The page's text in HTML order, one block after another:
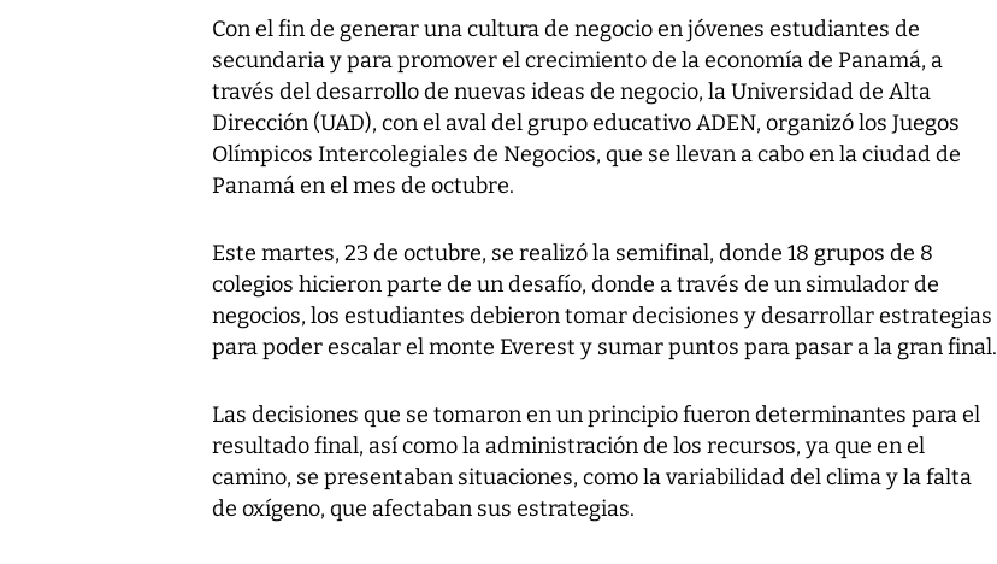
Con el fin de generar una cultura de negocio en jóvenes estudiantes de
secundaria y para promover el crecimiento de la economía de Panamá, a
través del desarrollo de nuevas ideas de negocio, la Universidad de Alta
Dirección (UAD), con el aval del grupo educativo ADEN, organizó los Juegos
Olímpicos Intercolegiales de Negocios, que se llevan a cabo en la ciudad de
Panamá en el mes de octubre.
Este martes, 23 de octubre, se realizó la semifinal, donde 18 grupos de 8
colegios hicieron parte de un desafío, donde a través de un simulador de
negocios, los estudiantes debieron tomar decisiones y desarrollar estrategias
para poder escalar el monte Everest y sumar puntos para pasar a la gran final.
Las decisiones que se tomaron en un principio fueron determinantes para el
resultado final, así como la administración de los recursos, ya que en el
camino, se presentaban situaciones, como la variabilidad del clima y la falta
de oxígeno, que afectaban sus estrategias.